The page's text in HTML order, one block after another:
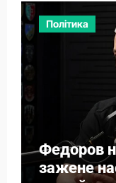
Політика
Федоров
зажене